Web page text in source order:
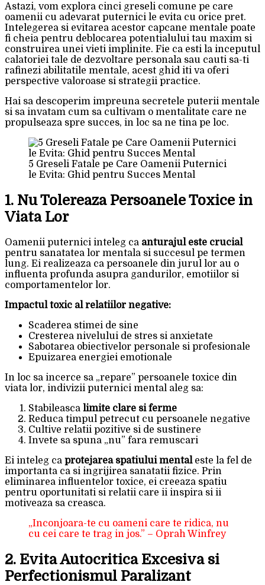
Astazi, vom explora cinci greseli comune pe care
oamenii cu adevarat puternici le evita cu orice pret.
Intelegerea si evitarea acestor capcane mentale poate
fi cheia pentru deblocarea potentialului tau maxim si
construirea unei vieti implinite. Fie ca esti la inceputul
calatoriei tale de dezvoltare personala sau cauti sa-ti
rafinezi abilitatile mentale, acest ghid iti va oferi
perspective valoroase si strategii practice.
Hai sa descoperim impreuna secretele puterii mentale
si sa invatam cum sa cultivam o mentalitate care ne
propulseaza spre succes, in loc sa ne tina pe loc.
5 Greseli Fatale pe Care Oamenii Puternici
le Evita: Ghid pentru Succes Mental
1. Nu Tolereaza Persoanele Toxice in
Viata Lor
Oamenii puternici inteleg ca anturajul este crucial
pentru sanatatea lor mentala si succesul pe termen
lung. Ei realizeaza ca persoanele din jurul lor au o
influenta profunda asupra gandurilor, emotiilor si
comportamentelor lor.
Impactul toxic al relatiilor negative:
Scaderea stimei de sine
Cresterea nivelului de stres si anxietate
Sabotarea obiectivelor personale si profesionale
Epuizarea energiei emotionale
In loc sa incerce sa „repare” persoanele toxice din
viata lor, indivizii puternici mental aleg sa:
Stabileasca limite clare si ferme
Reduca timpul petrecut cu persoanele negative
Cultive relatii pozitive si de sustinere
Invete sa spuna „nu” fara remuscari
Ei inteleg ca protejarea spatiului mentaleste la fel de
importanta ca si ingrijirea sanatatii fizice. Prin
eliminarea influentelor toxice, ei creeaza spatiu
pentru oportunitati si relatii care ii inspira si ii
motiveaza sa creasca.
„Inconjoara-te cu oameni care te ridica, nu
cu cei care te trag in jos.” – Oprah Winfrey
2. Evita Autocritica Excesiva si
Perfectionismul Paralizant